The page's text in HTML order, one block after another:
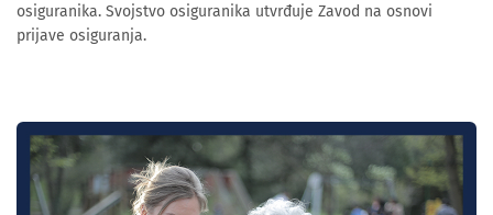
osiguranika. Svojstvo osiguranika utvrđuje Zavod na osnovi
prijave osiguranja.